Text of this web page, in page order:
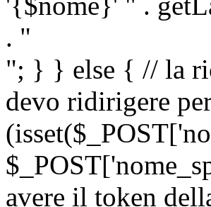
. "
"; } } else { // la
devo ridirigere
avere il token